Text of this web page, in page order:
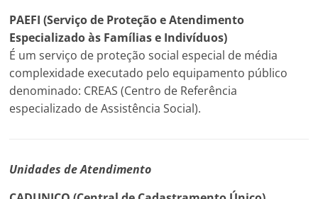
PAEFI (Serviço de Proteção e Atendimento
Especializado às Famílias e Indivíduos)
É um serviço de proteção social especial de média
complexidade executado pelo equipamento público
denominado: CREAS (Centro de Referência
especializado de Assistência Social).
Unidades de Atendimento